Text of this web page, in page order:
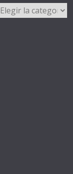
Categorías